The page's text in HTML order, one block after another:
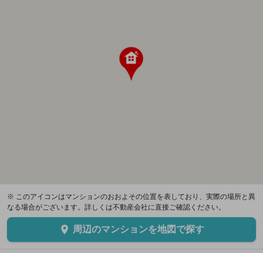
※ このアイコンはマンションのおおよその位置を表しており、実際の場所と異
なる場合がございます。詳しくは不動産会社に直接ご確認ください。
周辺のマンションを地図で探す